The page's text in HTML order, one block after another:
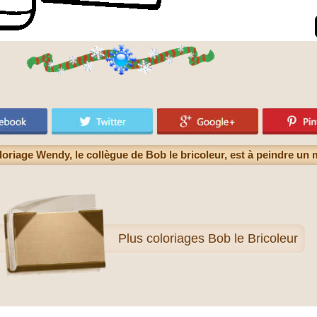
Wendy, le collègue de Bob le bricoleur, est à peindre un
Plus coloriages Bob le Bricoleur